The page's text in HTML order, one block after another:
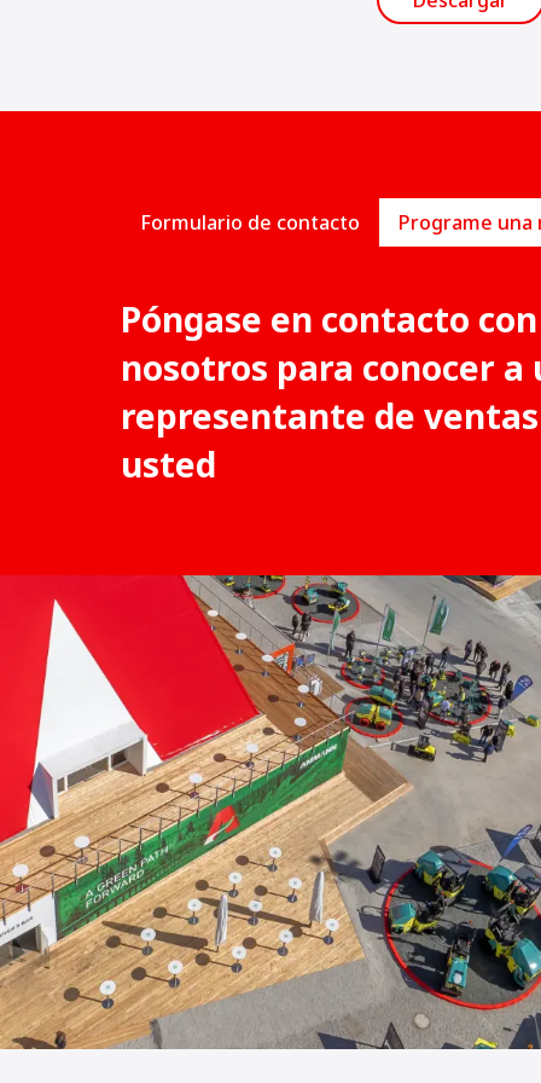
Formulario de contacto
Póngase en contacto con
nosotros para conocer a
representante de
usted